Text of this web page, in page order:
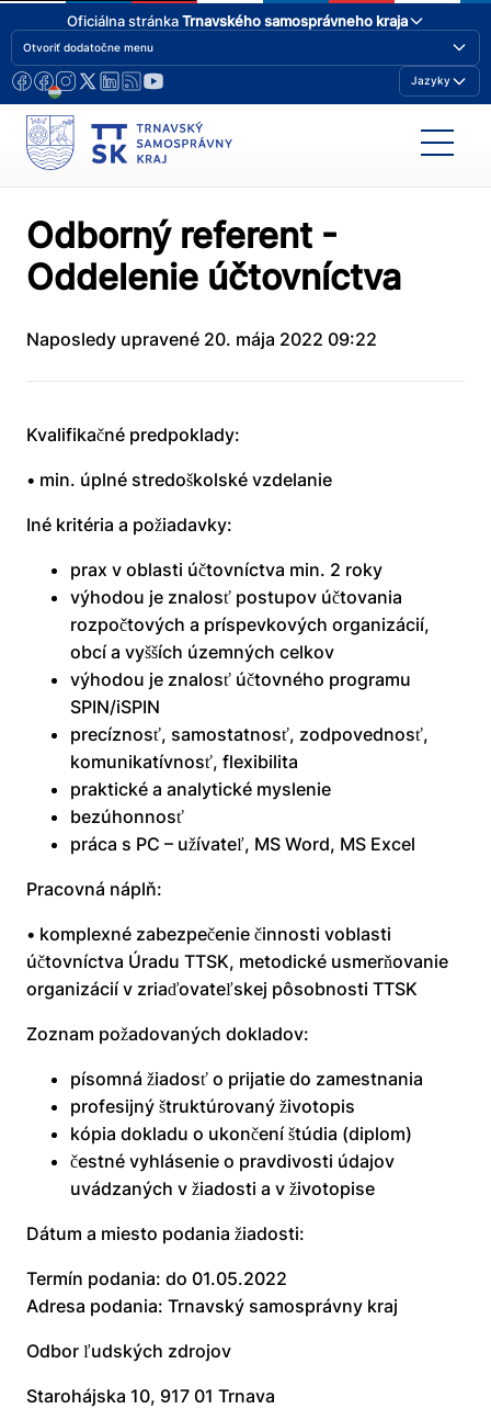
Oficiálna stránkaTrnavského samosprávneho kraja
Otvoriť dodatočne menu
Jazyky
Odborný referent -
Oddelenie účtovníctva
Naposledy upravené 20. mája 2022 09:22
Kvalifikačné predpoklady:
• min. úplné stredoškolské vzdelanie
Iné kritéria a požiadavky:
prax v oblasti účtovníctva min. 2 roky
výhodou je znalosť postupov účtovania
rozpočtových a príspevkových organizácií,
obcí a vyšších územných celkov
výhodou je znalosť účtovného programu
SPIN/iSPIN
precíznosť, samostatnosť, zodpovednosť,
komunikatívnosť, flexibilita
praktické a analytické myslenie
bezúhonnosť
práca s PC – užívateľ, MS Word, MS Excel
Pracovná náplň:
• komplexné zabezpečenie činnosti voblasti
účtovníctva Úradu TTSK, metodické usmerňovanie
organizácií v zriaďovateľskej pôsobnosti TTSK
Zoznam požadovaných dokladov:
písomná žiadosť o prijatie do zamestnania
profesijný štruktúrovaný životopis
kópia dokladu o ukončení štúdia (diplom)
čestné vyhlásenie o pravdivosti údajov
uvádzaných v žiadosti a v životopise
Dátum a miesto podania žiadosti:
Termín podania: do 01.05.2022
Adresa podania: Trnavský samosprávny kraj
Odbor ľudských zdrojov
Starohájska 10, 917 01 Trnava